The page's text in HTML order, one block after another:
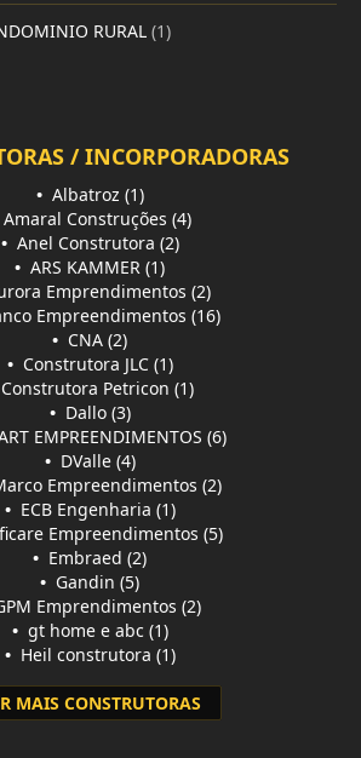
RURAL (1)
/ INCORPORADORAS
• Albatroz (1)
Amaral Construções (4)
• Anel Construtora (2)
• ARS KAMMER (1)
Emprendimentos (2)
Empreendimentos (16)
• CNA (2)
• Construtora JLC (1)
Construtora Petricon (1)
• Dallo (3)
EMPREENDIMENTOS (6)
• DValle (4)
Empreendimentos (2)
• ECB Engenharia (1)
Empreendimentos (5)
• Embraed (2)
• Gandin (5)
Emprendimentos (2)
• gt home e abc (1)
• Heil construtora (1)
MAIS CONSTRUTORAS